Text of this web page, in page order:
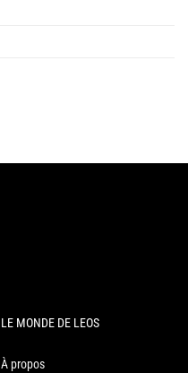
LE MONDE DE LEOS
À propos